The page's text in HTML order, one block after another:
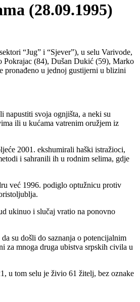
(28.09.1995)
“Jug” i “Sjever”), u selu Varivode,
Pokrajac (84), Dušan Dukić (59), Marko
pronađeno u jednoj gustijerni u blizini
svoja ognjišta, a neki su
ili u kućama vatrenim oružjem iz
2001. ekshumirali haški istražioci,
i sahranili ih u rodnim selima, gdje
već 1996. podiglo optužnicu protiv
ukinuo i slučaj vratio na ponovno
su došli do saznanja o potencijalnim
za mnoga druga ubistva srpskih civila u
u tom selu je živio 61 žitelj, bez oznake